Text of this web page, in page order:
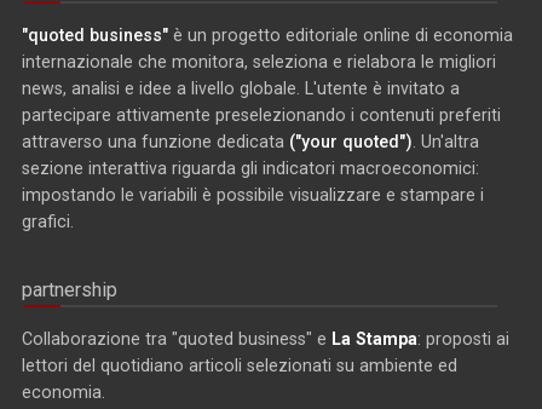
"quoted business" è un progetto editoriale online di economia
internazionale che monitora, seleziona e rielabora le migliori
news, analisi e idee a livello globale. L'utente è invitato a
partecipare attivamente preselezionando i contenuti preferiti
attraverso una funzione dedicata ("your quoted"). Un'altra
sezione interattiva riguarda gli indicatori macroeconomici:
impostando le variabili è possibile visualizzare e stampare i
grafici.
partnership
Collaborazione tra "quoted business" e La Stampa: proposti ai
lettori del quotidiano articoli selezionati su ambiente ed
economia.